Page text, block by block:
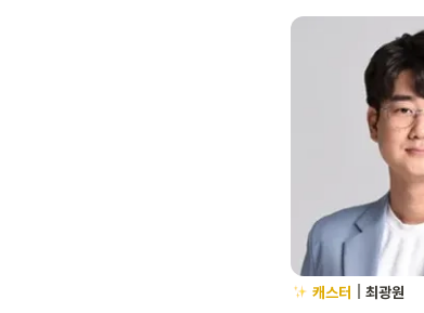
캐스터 최광원